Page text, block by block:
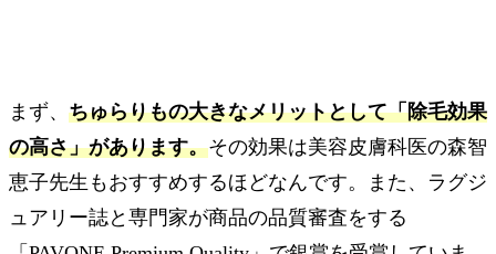
まず、 ちゅらりもの大きなメリットとして「除毛効果
の高さ」があります。その効果は美容皮膚科医の森智
恵子先生もおすすめするほどなんです。また、ラグジ
ュアリー誌と専門家が商品の品質審査をする